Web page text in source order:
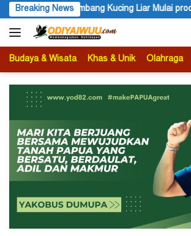
Langsung
ke
konten
Breaking News
Kucing Liar Mulai produksi 2029, IUPK Akan
Budaya & Wisata Khas & Unik Olahraga